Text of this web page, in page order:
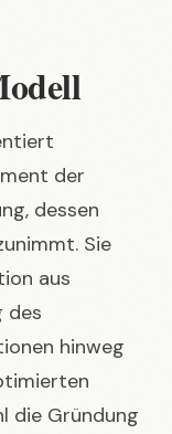
der
dessen
Sie
aus
des
hinweg
die Gründung